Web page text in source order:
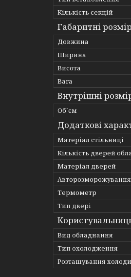
Кількість секцій
Габаритні
Довжина
Ширина
Висота
Вага
Внутрішні
Об`єм
Додаткові
Матеріал стільниці
Кількість дверей
Матеріал дверей
Авторозморожування
Термометр
Тип двері
Вид обладнання
Тип охолодження
Розташування